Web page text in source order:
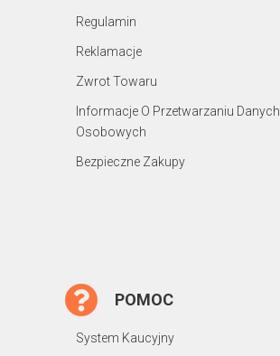
Regulamin
Reklamacje
Zwrot Towaru
Informacje O Przetwarzaniu Danych
Osobowych
Bezpieczne Zakupy
POMOC
System Kaucyjny